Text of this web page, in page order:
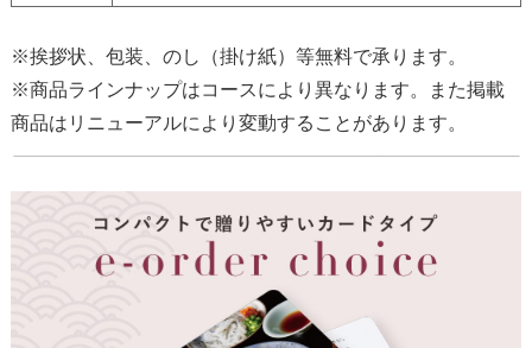
※挨拶状、包装、のし（掛け紙）等無料で承ります。
※商品ラインナップはコースにより異なります。また掲載
商品はリニューアルにより変動することがあります。